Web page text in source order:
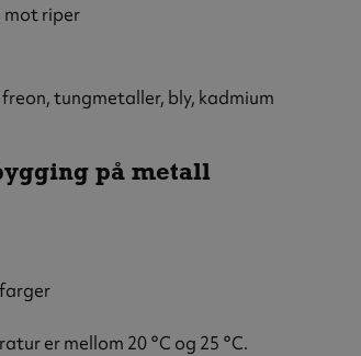
riper
tungmetaller, bly, kadmium
på metall
er mellom 20 °C og 25 °C.